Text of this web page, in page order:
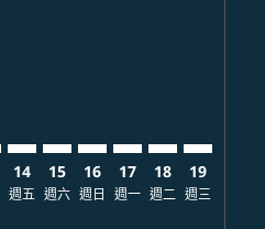
14
週五
15
週六
16
週日
17
週一
18
週二
19
週三